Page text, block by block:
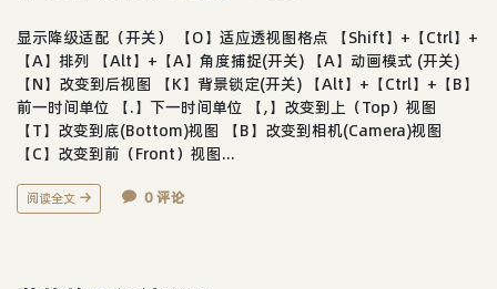
显示降级适配（开关） 【O】适应透视图格点 【Shift】+【Ctrl】+
【A】排列 【Alt】+【A】角度捕捉(开关) 【A】动画模式 (开关)
【N】改变到后视图 【K】背景锁定(开关) 【Alt】+【Ctrl】+【B】
前一时间单位 【.】下一时间单位 【,】改变到上（Top）视图
【T】改变到底(Bottom)视图 【B】改变到相机(Camera)视图
【C】改变到前（Front）视图...
阅读全文 0 评论